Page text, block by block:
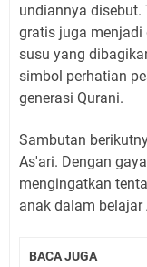
undiannya
gratis juga menjadi
susu yang
simbol perhatian
generasi Qurani.
Sambutan
As'ari. Dengan
mengingatkan
anak dalam belajar
BACA JUGA